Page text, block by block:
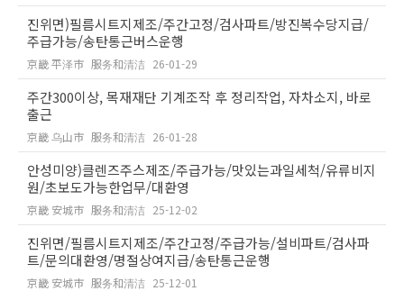
진위면)필름시트지제조/주간고정/검사파트/방진복수당지급/
주급가능/송탄통근버스운행
京畿 平泽市 服务和清洁 26-01-29
주간300이상, 목재재단 기계조작 후 정리작업, 자차소지, 바로
출근
京畿 乌山市 服务和清洁 26-01-28
안성미양)클렌즈주스제조/주급가능/맛있는과일세척/유류비지
원/초보도가능한업무/대환영
京畿 安城市 服务和清洁 25-12-02
진위면/필름시트지제조/주간고정/주급가능/설비파트/검사파
트/문의대환영/명절상여지급/송탄통근운행
京畿 安城市 服务和清洁 25-12-01